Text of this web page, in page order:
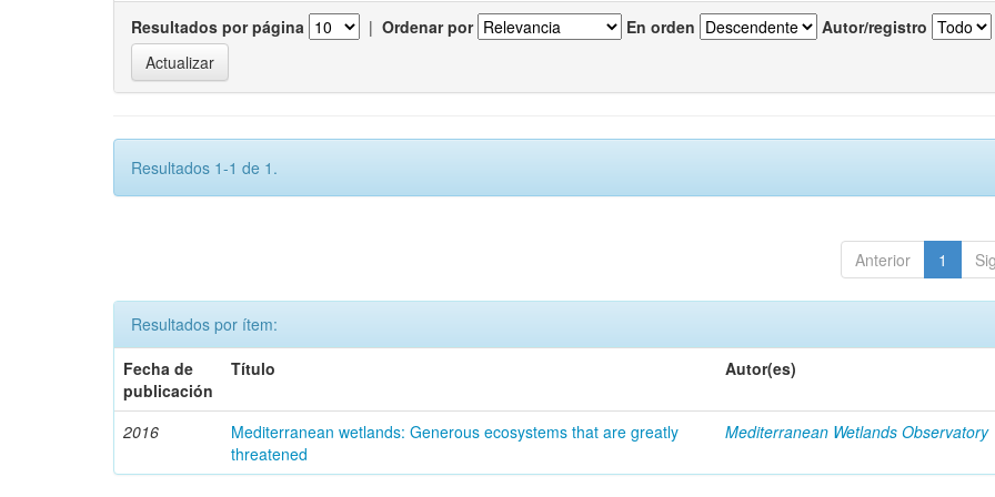
Resultados por página | Ordenar por En orden Autor/registro
Resultados 1-1 de 1.
Anterior 1
Resultados por ítem:
Fecha de
publicación
Título Autor(es)
2016
Mediterranean wetlands: Generous ecosystems that are greatly
threatened
Mediterranean Wetlands Observatory